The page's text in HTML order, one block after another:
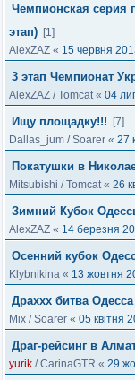
Чемпионская серия
этап) [1]
AlexZAZ « 15 червня
3 этап Чемпионат
AlexZAZ /Tomcat« 04
Ищу площадку!!!
[7]
Dallas_jum /Soarer « 27
Покатушки в
Mitsubishi /Tomcat« 26
Зимний Кубок
AlexZAZ « 14 березня
Осенний кубок
Klybnikina « 13 жовтня
Драххх битва Одесса
Mix /Soarer « 05 квітня
Драг-рейсинг в
yurik /CarinaGTR « 29